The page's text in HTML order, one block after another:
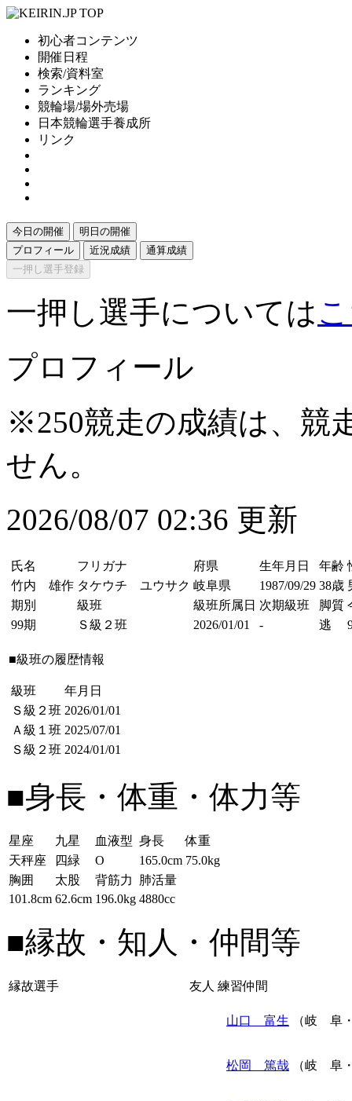
初心者コンテンツ
開催日程
検索/資料室
ランキング
競輪場/場外売場
日本競輪選手養成所
リンク
今日の開催
明日の開催
プロフィール
近況成績
通算成績
一押し選手登録
一押し選手については
プロフィール
※250競走の成績は、競
せん。
2026/08/07 02:36 更新
氏名 フリガナ 府県 生年月日 年齢
竹内 雄作 タケウチ ユウサク 岐阜県 1987/09/29 38歳
期別
級班 級班所属日 次期級班 脚質
99期
Ｓ級２班 2026/01/01 - 逃
■級班の履歴情報
級班
年月日
Ｓ級２班 2026/01/01
Ａ級１班 2025/07/01
Ｓ級２班 2024/01/01
■身長・体重・体力等
星座 九星 血液型 身長
体重
天秤座
四緑 O 165.0cm 75.0kg
胸囲
太股 背筋力
肺活量
101.8cm 62.6cm 196.0kg 4880cc
■縁故・知人・仲間等
縁故選手 友人 練習仲間
山口 富生 （岐 阜
松岡 篤哉 （岐 阜